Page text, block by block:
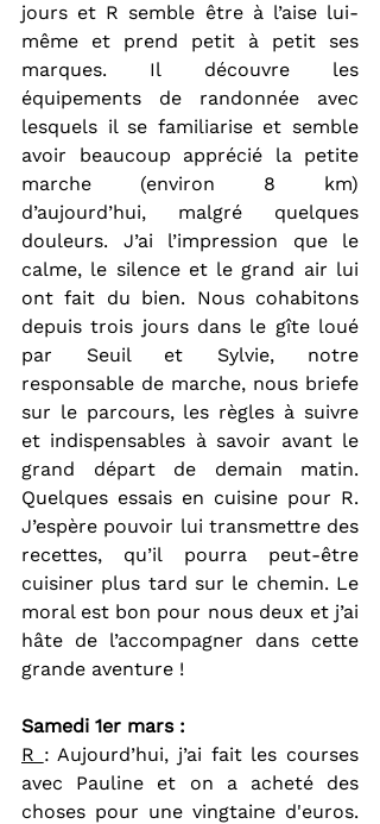
jours et R semble être à l’aise lui-
même et prend petit à petit ses
marques. Il découvre les
équipements de randonnée avec
lesquels il se familiarise et semble
avoir beaucoup apprécié la petite
marche (environ 8 km)
d’aujourd’hui, malgré quelques
douleurs. J’ai l’impression que le
calme, le silence et le grand air lui
ont fait du bien. Nous cohabitons
depuis trois jours dans le gîte loué
par Seuil et Sylvie, notre
responsable de marche, nous briefe
sur le parcours, les règles à suivre
et indispensables à savoir avant le
grand départ de demain matin.
Quelques essais en cuisine pour R.
J’espère pouvoir lui transmettre des
recettes, qu’il pourra peut-être
cuisiner plus tard sur le chemin. Le
moral est bon pour nous deux et j’ai
hâte de l’accompagner dans cette
grande aventure !
Samedi 1er mars :
R : Aujourd’hui, j’ai fait les courses
avec Pauline et on a acheté des
choses pour une vingtaine d'euros.